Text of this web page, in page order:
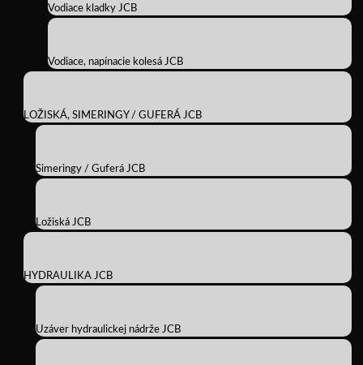
Vodiace kladky JCB
Vodiace, napínacie kolesá JCB
LOŽISKÁ, SIMERINGY / GUFERÁ JCB
Simeringy / Guferá JCB
Ložiská JCB
HYDRAULIKA JCB
Uzáver hydraulickej nádrže JCB